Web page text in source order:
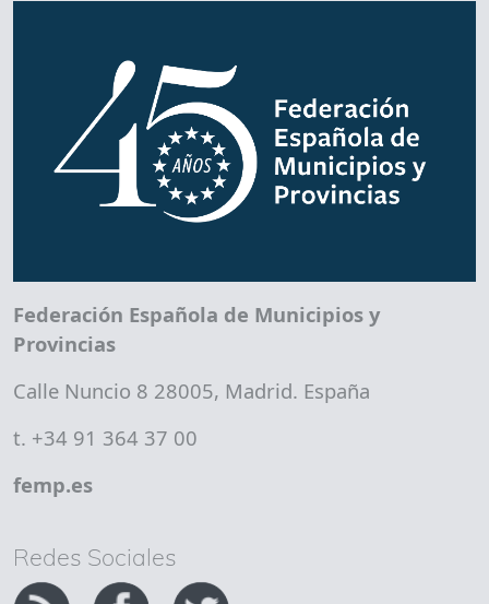
Federación Española de Municipios y
Provincias
Calle Nuncio 8 28005, Madrid. España
t. +34 91 364 37 00
femp.es
Redes Sociales